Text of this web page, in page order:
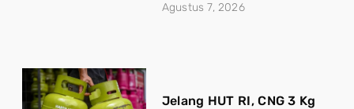
Agustus 7, 2026
Jelang HUT RI, CNG 3 Kg